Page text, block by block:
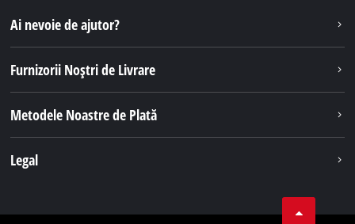
Ai nevoie de ajutor?
Furnizorii Noștri de Livrare
Metodele Noastre de Plată
Legal